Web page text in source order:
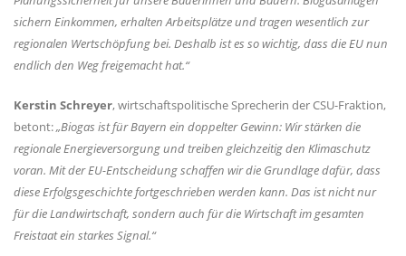
sichern Einkommen, erhalten Arbeitsplätze und tragen wesentlich zur
regionalen Wertschöpfung bei. Deshalb ist es so wichtig, dass die EU nun
endlich den Weg freigemacht hat.“
Kerstin Schreyer, wirtschaftspolitische Sprecherin der CSU-Fraktion,
betont:Biogas ist für Bayern ein doppelter Gewinn: Wir stärken die
regionale Energieversorgung und treiben gleichzeitig den Klimaschutz
voran. Mit der EU-Entscheidung schaffen wir die Grundlage dafür, dass
diese Erfolgsgeschichte fortgeschrieben werden kann. Das ist nicht nur
für die Landwirtschaft, sondern auch für die Wirtschaft im gesamten
Freistaat ein starkes Signal.“